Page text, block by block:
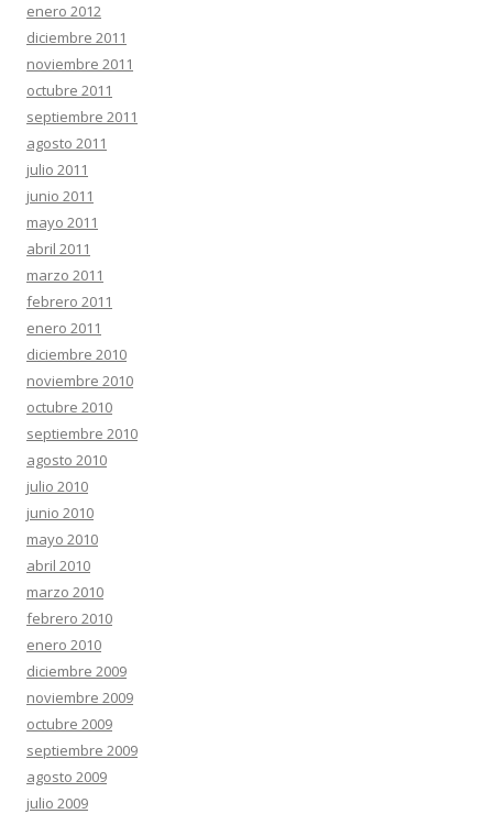
enero 2012
diciembre 2011
noviembre 2011
octubre 2011
septiembre 2011
agosto 2011
julio 2011
junio 2011
mayo 2011
abril 2011
marzo 2011
febrero 2011
enero 2011
diciembre 2010
noviembre 2010
octubre 2010
septiembre 2010
agosto 2010
julio 2010
junio 2010
mayo 2010
abril 2010
marzo 2010
febrero 2010
enero 2010
diciembre 2009
noviembre 2009
octubre 2009
septiembre 2009
agosto 2009
julio 2009